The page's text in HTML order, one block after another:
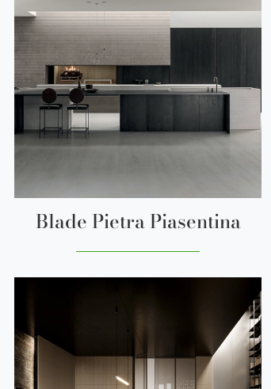
Blade Pietra Piasentina